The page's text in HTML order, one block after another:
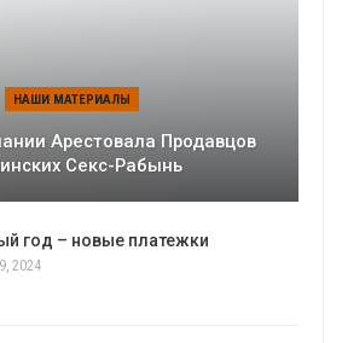
НАШИ МАТЕРИАЛЫ
Арестовала Продавцов
Секс-Рабынь
год – новые платежки
2024